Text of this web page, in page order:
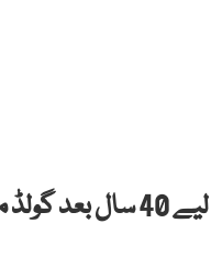
کراچی پریس کلب نے